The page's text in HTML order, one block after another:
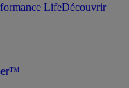
LifeDécouvrir